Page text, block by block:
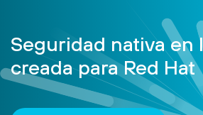
Seguridad nativa en
creada para Red Hat